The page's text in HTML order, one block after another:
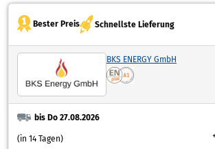
Bester Preis Schnellste Lieferung
BKS ENERGY GmbH
bis Do 27.08.2026
(in 14 Tagen)